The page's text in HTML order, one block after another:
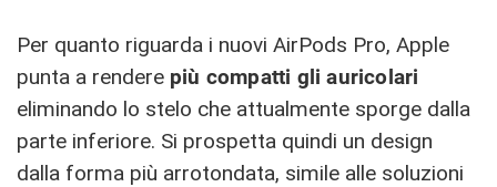
Per quanto riguarda i nuovi AirPods Pro, Apple
punta a rendere più compatti gli auricolari
eliminando lo stelo che attualmente sporge dalla
parte inferiore. Si prospetta quindi un design
dalla forma più arrotondata, simile alle soluzioni